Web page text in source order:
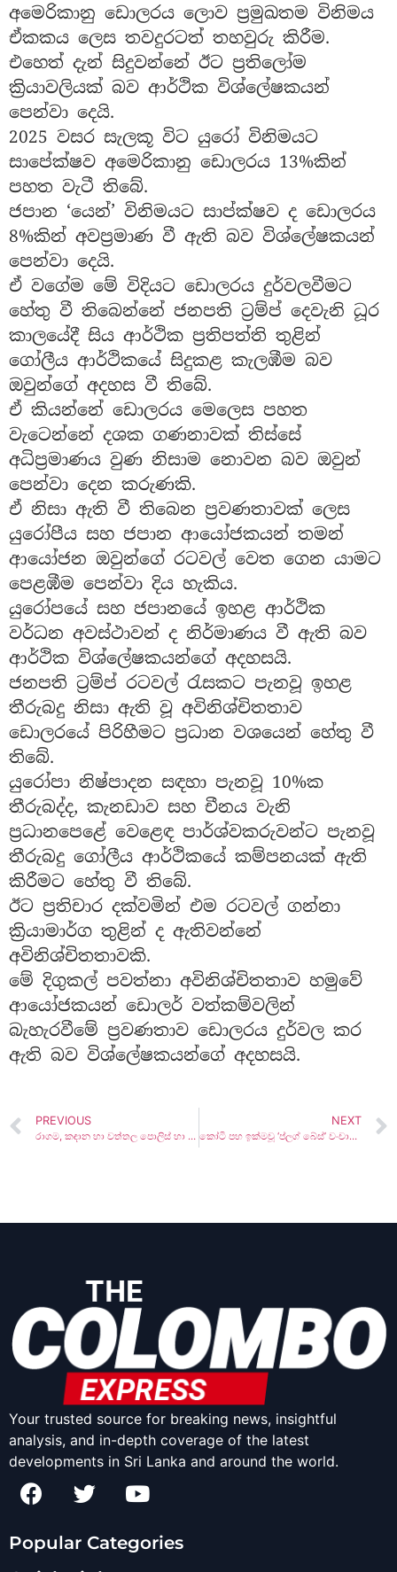
අමෙරිකානු ඩොලරය ලොව ප්‍රමුඛතම විනිමය
ඒකකය ලෙස තවදුරටත් තහවුරු කිරීම.
එහෙත් දැන් සිදුවන්නේ ඊට ප්‍රතිලෝම
ක්‍රියාවලියක් බව ආර්ථික විශ්ලේෂකයන්
පෙන්වා දෙයි.
2025 වසර සැලකූ විට යුරෝ විනිමයට
සාපේක්ෂව අමෙරිකානු ඩොලරය 13%කින්
පහත වැටී තිබේ.
ජපාන ‘යෙන්’ විනිමයට සාප්ක්ෂව ද ඩොලරය
8%කින් අවප්‍රමාණ වී ඇති බව විශ්ලේෂකයන්
පෙන්වා දෙයි.
ඒ වගේම මේ විදියට ඩොලරය දුර්වලවීමට
හේතු වී තිබෙන්නේ ජනපති ට්‍රම්ප් දෙවැනි ධූර
කාලයේදී සිය ආර්ථික ප්‍රතිපත්ති තුළින්
ගෝලීය ආර්ථිකයේ සිදුකළ කැලඹීම බව
ඔවුන්ගේ අදහස වී තිබේ.
ඒ කියන්නේ ඩොලරය මෙලෙස පහත
වැටෙන්නේ දශක ගණනාවක් තිස්සේ
අධිප්‍රමාණය වුණ නිසාම නොවන බව ඔවුන්
පෙන්වා දෙන කරුණකි.
ඒ නිසා ඇති වී තිබෙන ප්‍රවණතාවක් ලෙස
යුරෝපීය සහ ජපාන ආයෝජකයන් තමන්
ආයෝජන ඔවුන්ගේ රටවල් වෙත ගෙන යාමට
පෙළඹීම පෙන්වා දිය හැකිය.
යුරෝපයේ සහ ජපානයේ ඉහළ ආර්ථික
වර්ධන අවස්ථාවන් ද නිර්මාණය වී ඇති බව
ආර්ථික විශ්ලේෂකයන්ගේ අදහසයි.
ජනපති ට්‍රම්ප් රටවල් රැසකට පැනවූ ඉහළ
තීරුබදු නිසා ඇති වූ අවිනිශ්චිතතාව
ඩොලරයේ පිරිහීමට ප්‍රධාන වශයෙන් හේතු වී
තිබේ.
යුරෝපා නිෂ්පාදන සඳහා පැනවූ 10%ක
තීරුබද්ද, කැනඩාව සහ චීනය වැනි
ප්‍රධානපෙළේ වෙළෙඳ පාර්ශ්වකරුවන්ට පැනවූ
තීරුබදු ගෝලීය ආර්ථිකයේ කම්පනයක් ඇති
කිරීමට හේතු වී තිබේ.
ඊට ප්‍රතිචාර දක්වමින් එම රටවල් ගන්නා
ක්‍රියාමාර්ග තුළින් ද ඇතිවන්නේ
අවිනිශ්චිතතාවකි.
මේ දිගුකල් පවත්නා අවිනිශ්චිතතාව හමුවේ
ආයෝජකයන් ඩොලර් වත්කම්වලින්
බැහැරවීමේ ප්‍රවණතාව ඩොලරය දුර්වල කර
ඇති බව විශ්ලේෂකයන්ගේ අදහසයි.
PREVIOUS
රාගම, කඳාන හා වත්තල පොලිස් හා හමුදා මෙහෙයුම් ක්‍රියාත්මකවේ !
NEXT
කෝටි පහ ඉක්මවූ ‘ප්ලග් බේස්’ වංචාවක් ගැන ජන අරගලයෙන් චෝදනා !
Your trusted source for breaking news, insightful
analysis, and in-depth coverage of the latest
developments in Sri Lanka and around the world.
Popular Categories